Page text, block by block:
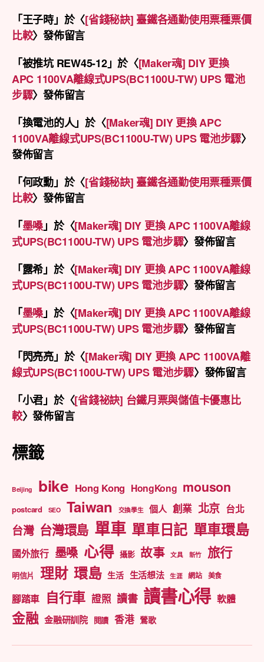
「王子時」於〈[省錢秘訣] 臺鐵各通勤使用票種票價
比較〉發佈留言
「被推坑 REW45-12」於〈[Maker魂] DIY 更換
APC 1100VA離線式UPS(BC1100U-TW) UPS 電池
步驟〉發佈留言
「換電池的人」於〈[Maker魂] DIY 更換 APC
1100VA離線式UPS(BC1100U-TW) UPS 電池步驟〉
發佈留言
「何政勳」於〈[省錢秘訣] 臺鐵各通勤使用票種票價
比較〉發佈留言
「墨嗓」於〈[Maker魂] DIY 更換 APC 1100VA離線
式UPS(BC1100U-TW) UPS 電池步驟〉發佈留言
「露希」於〈[Maker魂] DIY 更換 APC 1100VA離線
式UPS(BC1100U-TW) UPS 電池步驟〉發佈留言
「墨嗓」於〈[Maker魂] DIY 更換 APC 1100VA離線
式UPS(BC1100U-TW) UPS 電池步驟〉發佈留言
「閃亮亮」於〈[Maker魂] DIY 更換 APC 1100VA離
線式UPS(BC1100U-TW) UPS 電池步驟〉發佈留言
「小君」於〈[省錢祕訣] 台鐵月票與儲值卡優惠比
較〉發佈留言
標籤
Beijing bike Hong Kong HongKong mouson
postcard SEO Taiwan 交換學生 個人 創業 北京 台北
台灣 台灣環島 單車 單車日記 單車環島
國外旅行 墨嗓 心得 攝影 故事 文具 新竹 旅行
明信片 理財 環島 生活 生活想法 生涯 網站 美食
腳踏車 自行車 證照 讀書 讀書心得 軟體
金融 金融研訓院 閱讀 香港 鶯歌